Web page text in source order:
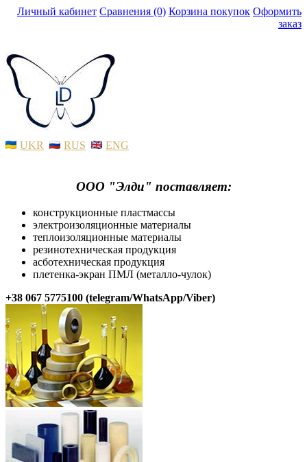
Личный кабинет Сравнения (0) Корзина покупок Оформить
заказ
UKR RUS ENG
ООО "Элди" поставляет:
конструкционные пластмассы
электроизоляционные материалы
теплоизоляционные материалы
резинотехническая продукция
асботехническая продукция
плетенка-экран ПМЛ (металло-чулок)
+38 067 5775100 (telegram/WhatsApp/Viber)